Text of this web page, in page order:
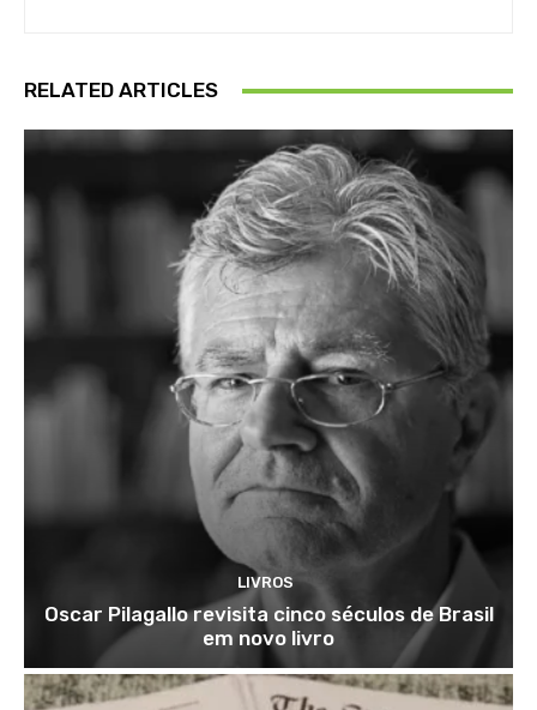
RELATED ARTICLES
LIVROS
Oscar Pilagallo revisita cinco séculos de Brasil
em novo livro